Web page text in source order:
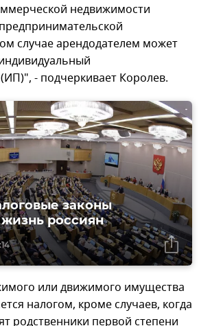
недвижимости
случае арендодателем может
- подчеркивает Королев.
законы
россиян
или движимого имущества
налогом, кроме случаев, когда
родственники первой степени